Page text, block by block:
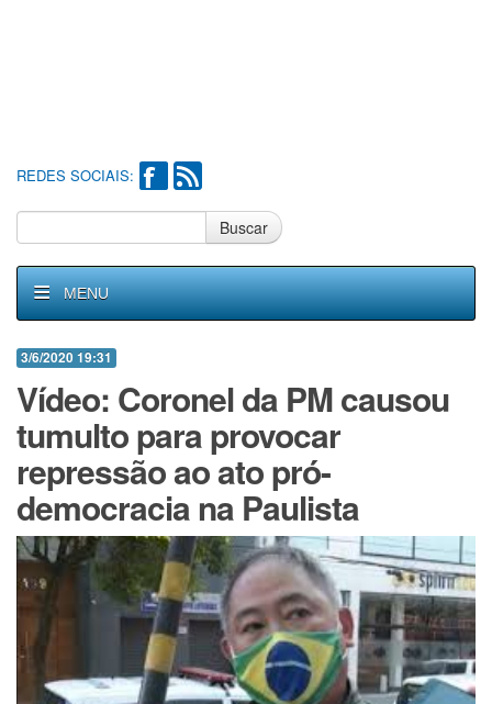
REDES SOCIAIS:
Buscar
MENU
3/6/2020 19:31
Vídeo: Coronel da PM causou
tumulto para provocar
repressão ao ato pró-
democracia na Paulista